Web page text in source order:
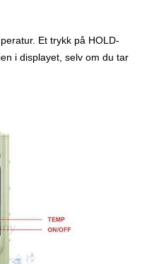
Et trykk på HOLD-
i displayet, selv om du tar